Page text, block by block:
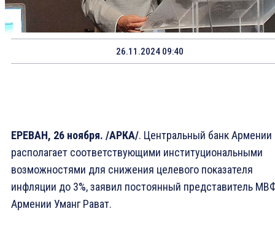
26.11.2024 09:40
ЕРЕВАН, 26 ноября. /АРКА/. Центральный банк Армении
располагает соответствующими институциональными
возможностями для снижения целевого показателя
инфляции до 3%, заявил постоянный представитель
Армении Уманг Рават.